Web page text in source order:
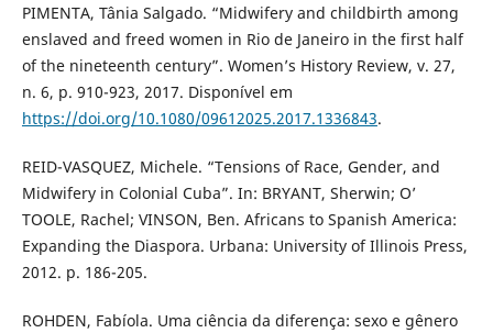
PIMENTA, Tânia Salgado. “Midwifery and childbirth among
enslaved and freed women in Rio de Janeiro in the first half
of the nineteenth century”. Women’s History Review, v. 27,
n. 6, p. 910-923, 2017. Disponível em
https://doi.org/10.1080/09612025.2017.1336843.
REID-VASQUEZ, Michele. “Tensions of Race, Gender, and
Midwifery in Colonial Cuba”. In: BRYANT, Sherwin; O’
TOOLE, Rachel; VINSON, Ben. Africans to Spanish America:
Expanding the Diaspora. Urbana: University of Illinois Press,
2012. p. 186-205.
ROHDEN, Fabíola. Uma ciência da diferença: sexo e gênero